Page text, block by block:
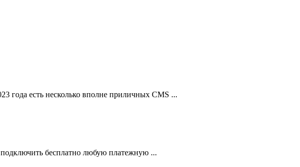
года есть несколько вполне приличных CMS ...
бесплатно любую платежную ...